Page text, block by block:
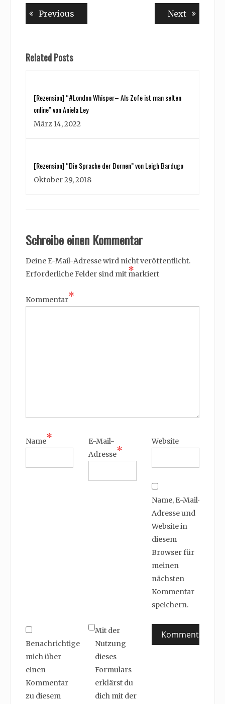
Beitragsnavigation
Previous NextNext
Related Posts
[Rezension] “#London Whisper– Als Zofe ist man selten
online” von Aniela Ley
März 14, 2022
[Rezension] “Die Sprache der Dornen” von Leigh Bardugo
Oktober 29, 2018
Schreibe einen Kommentar
Deine E-Mail-Adresse wird nicht veröffentlicht.
Erforderliche Felder sind mit *
markiert
Kommentar*
Name*
E-Mail-
Adresse*
Website
Name, E-Mail-
Adresse und
Website in
diesem
Browser für
meinen
nächsten
Kommentar
speichern.
Benachrichtige
mich über
einen
Kommentar
zu diesem
Mit der
Nutzung
dieses
Formulars
erklärst du
dich mit der